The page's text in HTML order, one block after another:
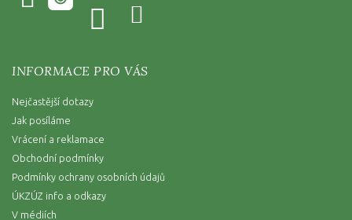
INFORMACE PRO VÁS
Nejčastější dotazy
Jak posíláme
Vrácení a reklamace
Obchodní podmínky
Podmínky ochrany osobních údajů
ÚKZÚZ info a odkazy
V médiích